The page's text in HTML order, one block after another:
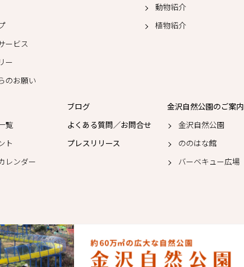
ービス
ー
のお願い
動物紹介
植物紹介
覧
ト
レンダー
ブログ
よくある質問／お問合せ
プレスリリース
金沢自然公園のご案内
金沢自然公園
ののはな館
バーベキュー広場